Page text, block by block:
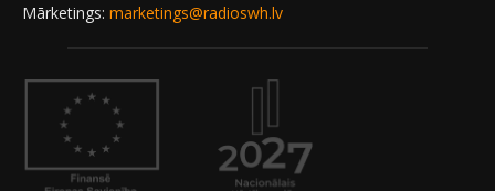
Mārketings: marketings@radioswh.lv